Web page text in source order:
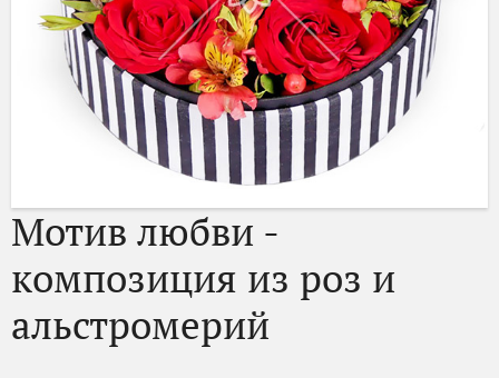
Мотив любви -
композиция из роз и
альстромерий